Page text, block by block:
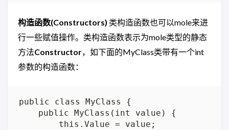
构造函数(Constructors) 类构造函数也可以mole来进
行一些赋值操作。类构造函数表示为mole类型的静态
方法Constructor，如下面的MyClass类带有一个int
参数的构造函数：
public class MyClass {
    public MyClass(int value) {
        this.Value = value;